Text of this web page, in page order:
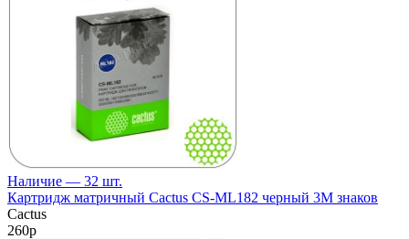
Наличие — 32 шт.
Картридж матричный Cactus CS-ML182 черный 3M знаков
Cactus
260р